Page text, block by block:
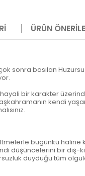
ÜRÜN
sonra basılan
bir karakter
kendi
bugünkü
düşüncelerini bir dış-
duyduğu tüm